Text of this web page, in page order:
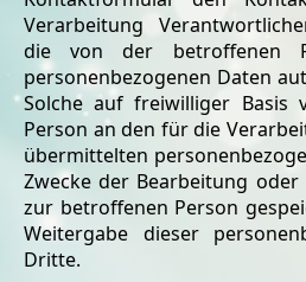
Verarbeitung
die von der betroffenen
personenbezogenen Daten
Solche auf freiwilliger Basis
Person an den für die
übermittelten
Zwecke der Bearbeitung
zur betroffenen Person
Weitergabe dieser
Dritte.